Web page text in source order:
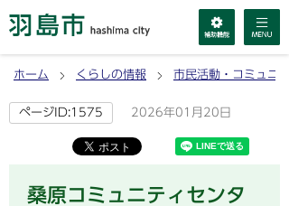
ホーム くらしの情報 市民活動・コミュニテ
ページID:1575 2026年01月20日
桑原コミュニティセンタ